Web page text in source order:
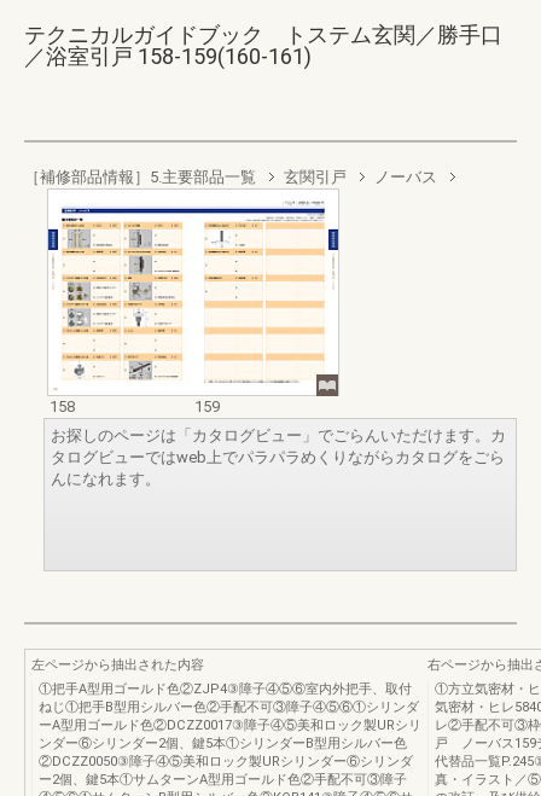
テクニカルガイドブック トステム玄関／勝手口
／浴室引戸 158-159(160-161)
［補修部品情報］5.主要部品一覧 玄関引戸 ノーバス
158
159
お探しのページは「カタログビュー」でごらんいただけます。カ
タログビューではweb上でパラパラめくりながらカタログをごら
んになれます。
左ページから抽出された内容
①把手A型用ゴールド色②ZJP4③障子④⑤⑥室内外把手、取付
ねじ①把手B型用シルバー色②手配不可③障子④⑤⑥①シリンダ
ーA型用ゴールド色②DCZZ0017③障子④⑤美和ロック製URシリ
ンダー⑥シリンダー2個、鍵5本①シリンダーB型用シルバー色
②DCZZ0050③障子④⑤美和ロック製URシリンダー⑥シリンダ
ー2個、鍵5本①サムターンA型用ゴールド色②手配不可③障子
右ページから抽出
①方立気密材・
気密材・ヒレ
レ②手配不可③
戸 ノーバス159
代替品一覧
真・イラスト／